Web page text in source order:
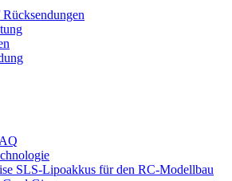
SLS-Lipoakkus für den RC-Modellbau